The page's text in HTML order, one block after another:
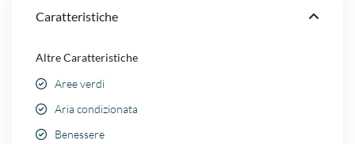
Caratteristiche
Altre Caratteristiche
Aree verdi
Aria condizionata
Benessere